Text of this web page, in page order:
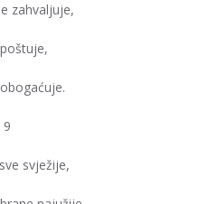
zahvaljuje,
9
svježije,